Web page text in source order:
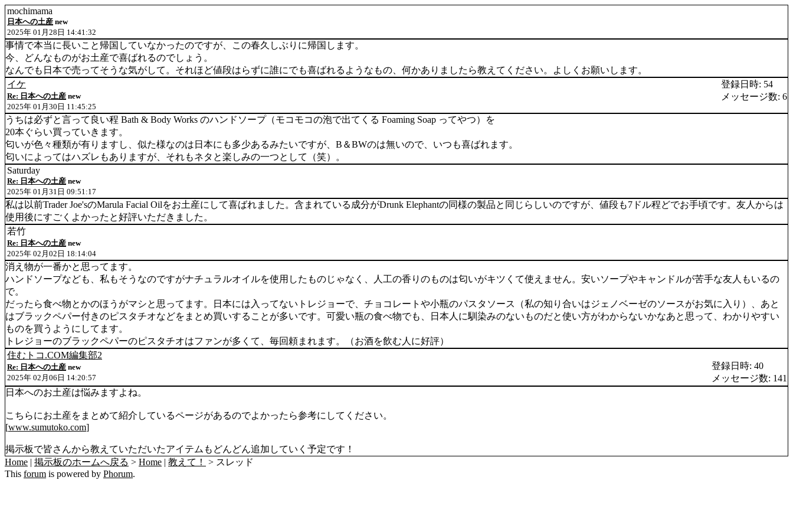
mochimama
日本への土産 new
2025年 01月28日 14:41:32
事情で本当に長いこと帰国していなかったのですが、この春久しぶりに帰国します。
今、どんなものがお土産で喜ばれるのでしょう。
なんでも日本で売ってそうな気がして。それほど値段はらずに誰にでも喜ばれるようなもの、何かありましたら教えてください。よしくお願いします。
イケ
Re: 日本への土産 new
2025年 01月30日 11:45:25
登録日時: 54
メッセージ数: 6
うちは必ずと言って良い程 Bath & Body Works のハンドソープ（モコモコの泡で出てくる Foaming Soap ってやつ）を
20本ぐらい買っていきます。
匂いが色々種類が有りますし、似た様なのは日本にも多少あるみたいですが、B＆BWのは無いので、いつも喜ばれます。
匂いによってはハズレもありますが、それもネタと楽しみの一つとして（笑）。
Saturday
Re: 日本への土産 new
2025年 01月31日 09:51:17
私は以前Trader Joe'sのMarula Facial Oilをお土産にして喜ばれました。含まれている成分がDrunk Elephantの同様の製品と同じらしいのですが、値段も7ドル程どでお手頃です。友人からは
使用後にすごくよかったと好評いただきました。
若竹
Re: 日本への土産 new
2025年 02月02日 18:14:04
消え物が一番かと思ってます。
ハンドソープなども、私もそうなのですがナチュラルオイルを使用したものじゃなく、人工の香りのものは匂いがキツくて使えません。安いソープやキャンドルが苦手な友人もいるの
で。
だったら食べ物とかのほうがマシと思ってます。日本には入ってないトレジョーで、チョコレートや小瓶のパスタソース（私の知り合いはジェノベーゼのソースがお気に入り）、あと
はブラックペパー付きのピスタチオなどをまとめ買いすることが多いです。可愛い瓶の食べ物でも、日本人に馴染みのないものだと使い方がわからないかなあと思って、わかりやすい
ものを買うようにしてます。
トレジョーのブラックペパーのピスタチオはファンが多くて、毎回頼まれます。（お酒を飲む人に好評）
住むトコ.COM編集部2
Re: 日本への土産 new
2025年 02月06日 14:20:57
登録日時: 40
メッセージ数: 141
日本へのお土産は悩みますよね。
こちらにお土産をまとめて紹介しているページがあるのでよかったら参考にしてください。
[www.sumutoko.com]
掲示板で皆さんから教えていただいたアイテムもどんどん追加していく予定です！
Home | 掲示板のホームへ戻る > Home | 教えて！
> スレッド
This forum is powered by Phorum.